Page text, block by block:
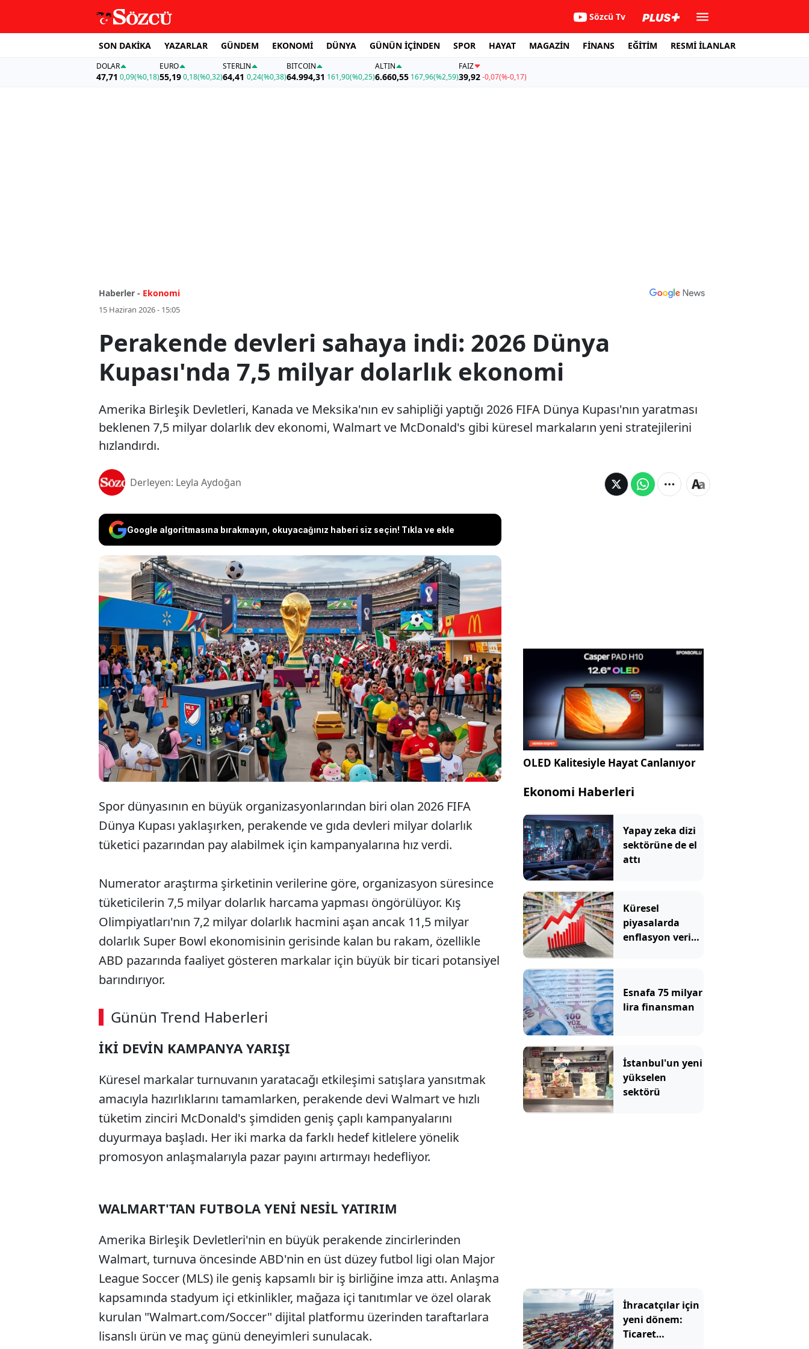
Sözcü Tv
SON DAKİKA YAZARLAR GÜNDEM EKONOMİ DÜNYA GÜNÜN İÇİNDEN SPOR HAYAT MAGAZİN FİNANS EĞİTİM RESMİ İLANLAR
DOLAR
47,71 0,09(%0,18)
EURO
55,19 0,18(%0,32)
STERLIN
64,41 0,24(%0,38)
BITCOIN
64.994,31 161,90(%0,25)
ALTIN
6.660,55 167,96(%2,59)
FAİZ
39,92-0,07(%-0,17)
Haberler - Ekonomi
15 Haziran 2026 - 15:05
Perakende devleri sahaya indi: 2026 Dünya
Kupası'nda 7,5 milyar dolarlık ekonomi
Amerika Birleşik Devletleri, Kanada ve Meksika'nın ev sahipliği yaptığı 2026 FIFA Dünya Kupası'nın yaratması
beklenen 7,5 milyar dolarlık dev ekonomi, Walmart ve McDonald's gibi küresel markaların yeni stratejilerini
hızlandırdı.
Derleyen: Leyla Aydoğan
Google algoritmasına bırakmayın, okuyacağınız haberi siz seçin! Tıkla ve ekle
Amerika Birleşik Devletleri, Kanada ve Meksika'nın ev sahipliği
yaptığı 2026 FIFA Dünya Kupası'nın yaratması beklenen 7,5
milyar dolarlık dev ekonomi, Walmart ve McDonald's gibi
küresel markaların yeni stratejilerini hızlandırdı.
Spor dünyasının en büyük organizasyonlarından biri olan 2026 FIFA
Dünya Kupası yaklaşırken, perakende ve gıda devleri milyar dolarlık
tüketici pazarından pay alabilmek için kampanyalarına hız verdi.
Numerator araştırma şirketinin verilerine göre, organizasyon süresince
tüketicilerin 7,5 milyar dolarlık harcama yapması öngörülüyor. Kış
Olimpiyatları'nın 7,2 milyar dolarlık hacmini aşan ancak 11,5 milyar
dolarlık Super Bowl ekonomisinin gerisinde kalan bu rakam, özellikle
ABD pazarında faaliyet gösteren markalar için büyük bir ticari potansiyel
barındırıyor.
Günün Trend Haberleri
İKİ DEVİN KAMPANYA YARIŞI
Küresel markalar turnuvanın yaratacağı etkileşimi satışlara yansıtmak
amacıyla hazırlıklarını tamamlarken, perakende devi Walmart ve hızlı
tüketim zinciri McDonald's şimdiden geniş çaplı kampanyalarını
duyurmaya başladı. Her iki marka da farklı hedef kitlelere yönelik
promosyon anlaşmalarıyla pazar payını artırmayı hedefliyor.
WALMART'TAN FUTBOLA YENİ NESİL YATIRIM
Amerika Birleşik Devletleri'nin en büyük perakende zincirlerinden
Walmart, turnuva öncesinde ABD'nin en üst düzey futbol ligi olan Major
League Soccer (MLS) ile geniş kapsamlı bir iş birliğine imza attı. Anlaşma
kapsamında stadyum içi etkinlikler, mağaza içi tanıtımlar ve özel olarak
kurulan "Walmart.com/Soccer" dijital platformu üzerinden taraftarlara
lisanslı ürün ve maç günü deneyimleri sunulacak.
OLED Kalitesiyle Hayat Canlanıyor
Ekonomi Haberleri
Yapay zeka dizi
sektörüne de el
attı
Küresel
piyasalarda
enflasyon verisi
Esnafa 75 milyar
lira finansman
İstanbul'un yeni
yükselen
sektörü
İhracatçılar için
yeni dönem:
Ticaret